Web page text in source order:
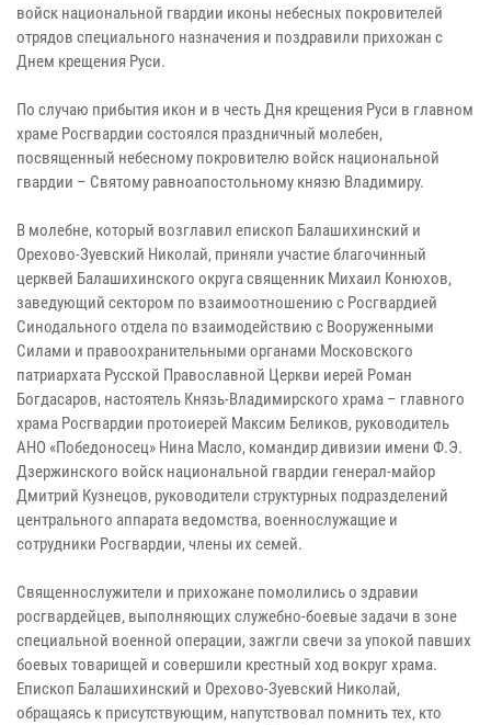
войск национальной гвардии иконы небесных покровителей
отрядов специального назначения и поздравили прихожан с
Днем крещения Руси.
По случаю прибытия икон и в честь Дня крещения Руси в главном
храме Росгвардии состоялся праздничный молебен,
посвященный небесному покровителю войск национальной
гвардии – Святому равноапостольному князю Владимиру.
В молебне, который возглавил епископ Балашихинский и
Орехово-Зуевский Николай, приняли участие благочинный
церквей Балашихинского округа священник Михаил Конюхов,
заведующий сектором по взаимоотношению с Росгвардией
Синодального отдела по взаимодействию с Вооруженными
Силами и правоохранительными органами Московского
патриархата Русской Православной Церкви иерей Роман
Богдасаров, настоятель Князь-Владимирского храма – главного
храма Росгвардии протоиерей Максим Беликов, руководитель
АНО «Победоносец» Нина Масло, командир дивизии имени Ф.Э.
Дзержинского войск национальной гвардии генерал-майор
Дмитрий Кузнецов, руководители структурных подразделений
центрального аппарата ведомства, военнослужащие и
сотрудники Росгвардии, члены их семей.
Священнослужители и прихожане помолились о здравии
росгвардейцев, выполняющих служебно-боевые задачи в зоне
специальной военной операции, зажгли свечи за упокой павших
боевых товарищей и совершили крестный ход вокруг храма.
Епископ Балашихинский и Орехово-Зуевский Николай,
обращаясь к присутствующим, напутствовал помнить тех, кто